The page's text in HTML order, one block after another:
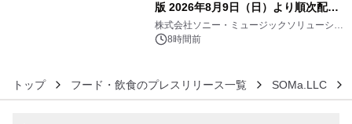
版 2026年8月9日（日）より順次配信
開始
株式会社ソニー・ミュージックソリューショ
ンズ8時間前
トップ フード・飲食のプレスリリース一覧 SOMa.LLC